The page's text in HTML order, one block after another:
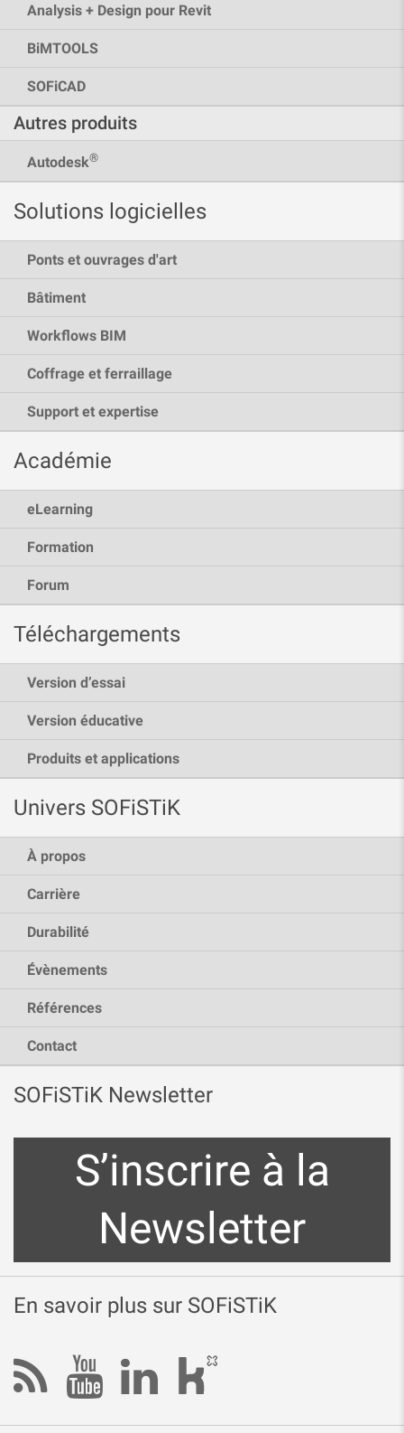
Analysis + Design pour Revit
BiMTOOLS
SOFiCAD
Autres produits
Autodesk®
Solutions logicielles
Ponts et ouvrages d'art
Bâtiment
Workflows BIM
Coffrage et ferraillage
Support et expertise
Académie
eLearning
Formation
Forum
Téléchargements
Version d’essai
Version éducative
Produits et applications
Univers SOFiSTiK
À propos
Carrière
Durabilité
Évènements
Références
Contact
SOFiSTiK Newsletter
S’inscrire à la
Newsletter
En savoir plus sur SOFiSTiK